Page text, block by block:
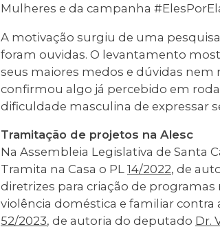
Mulheres e da campanha
A motivação surgiu de uma
foram ouvidas. O levantamento
seus maiores medos e dúvidas nem
confirmou algo já percebido em
dificuldade masculina de expressar
Tramitação de projetos na Alesc
Na Assembleia Legislativa de Santa
Tramita na Casa o PL 14/2022, de
diretrizes para criação de
violência doméstica e familiar
52/2023, de autoria do deputado Dr.